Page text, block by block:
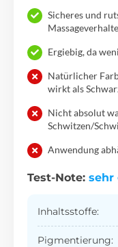
Sicheres und
Ergiebig, da
Natürlicher
wirkt als
Nicht absolut
Schwitzen/
Anwendung
Test-Note: sehr
Inhaltsstoffe:
Pigmentierung: